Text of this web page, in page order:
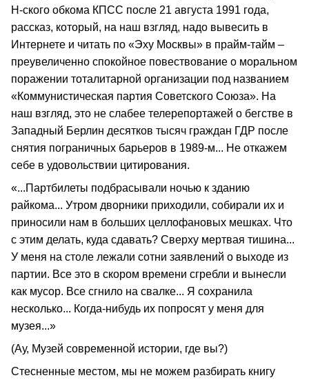
Н-ского обкома КПСС после 21 августа 1991 года,
рассказ, который, на наш взгляд, надо вывесить в
Интернете и читать по «Эху Москвы» в прайм-тайм –
преувеличенно спокойное повествование о моральном
поражении тоталитарной организации под названием
«Коммунистическая партия Советского Союза». На
наш взгляд, это не слабее телерепортажей о бегстве в
Западный Берлин десятков тысяч граждан ГДР после
снятия пограничных барьеров в 1989-м... Не откажем
себе в удовольствии цитирования.
«...Партбилеты подбрасывали ночью к зданию
райкома... Утром дворники приходили, собирали их и
приносили нам в больших целлофановых мешках. Что
с этим делать, куда сдавать? Сверху мертвая тишина...
У меня на столе лежали сотни заявлений о выходе из
партии. Все это в скором времени сгребли и вынесли
как мусор. Все сгнило на свалке... Я сохранила
несколько... Когда-нибудь их попросят у меня для
музея...»
(Ау, Музей современной истории, где вы?)
Стесненные местом, мы не можем разбирать книгу